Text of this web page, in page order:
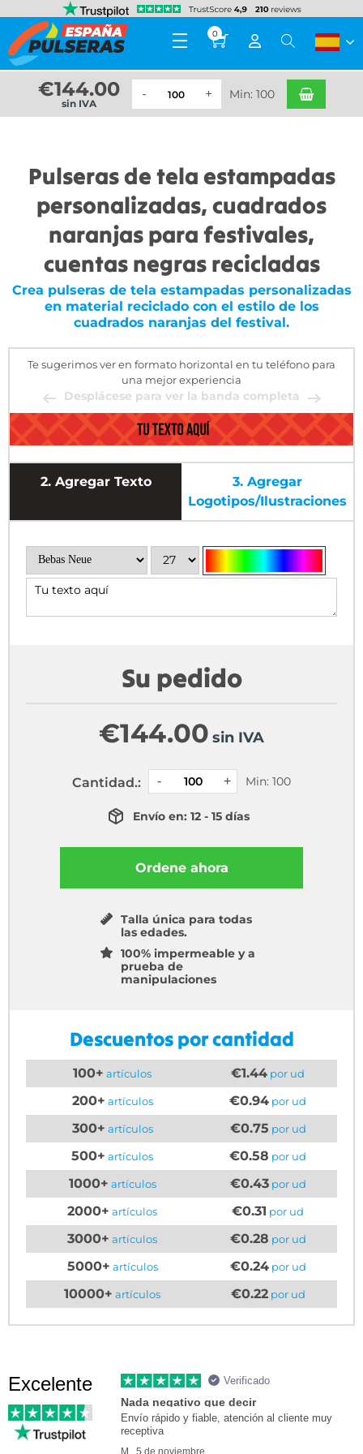
0
€144.00
sin IVA
Min: 100
Pulseras de tela estampadas
personalizadas, cuadrados
naranjas para festivales,
cuentas negras recicladas
Crea pulseras de tela estampadas personalizadas
en material reciclado con el estilo de los
cuadrados naranjas del festival.
Te sugerimos ver en formato horizontal en tu teléfono para
una mejor experiencia
Desplácese para ver la banda completa
2. Agregar Texto 3. Agregar
Logotipos/ilustraciones
Su pedido
€144.00 sin IVA
Cantidad.: Min: 100
Envío en: 12 - 15 días
Ordene ahora
Talla única para todas
las edades.
100% impermeable y a
prueba de
manipulaciones
Descuentos por cantidad
100+ artículos €1.44 por ud
200+ artículos €0.94 por ud
300+ artículos €0.75 por ud
500+ artículos €0.58 por ud
1000+ artículos €0.43por ud
2000+ artículos €0.31 por ud
3000+ artículos €0.28 por ud
5000+ artículos €0.24por ud
10000+ artículos €0.22por ud
Excelente Verificado
Nada negativo que decir
Envío rápido y fiable, atención al cliente muy
receptiva
M., 5 de noviembre